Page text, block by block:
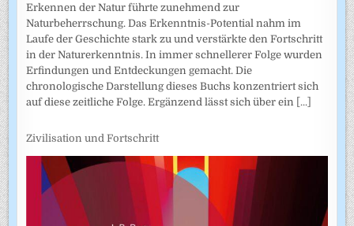
Erkennen der Natur führte zunehmend zur
Naturbeherrschung. Das Erkenntnis-Potential nahm im
Laufe der Geschichte stark zu und verstärkte den Fortschritt
in der Naturerkenntnis. In immer schnellerer Folge wurden
Erfindungen und Entdeckungen gemacht. Die
chronologische Darstellung dieses Buchs konzentriert sich
auf diese zeitliche Folge. Ergänzend lässt sich über ein [...]
Zivilisation und Fortschritt